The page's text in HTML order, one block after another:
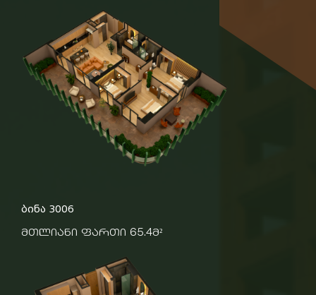
ბინა 3006
მთლიანი ფართი 65.4მ²